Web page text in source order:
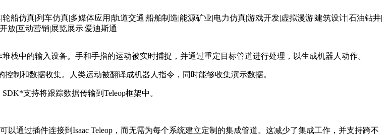
栈中的输入设备。手和手指的运动被实时捕捉，并通过重定目标管道进行处理，以生成机器人动作。
制和数据收集。人类运动被翻译成机器人指令，同时能够收集演示数据。
支持将跟踪数据传输到Teleop框架中。
通过插件连接到Isaac Teleop，而无需为每个系统建立定制的集成管道。这减少了集成工作，并支持跨不